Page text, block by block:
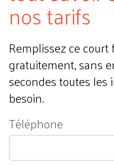
nos tarifs
Remplissez ce
gratuitement, sans
secondes toutes
besoin.
Téléphone